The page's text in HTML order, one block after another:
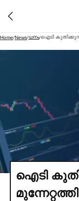
Home/News/ധനം/
ഐടി